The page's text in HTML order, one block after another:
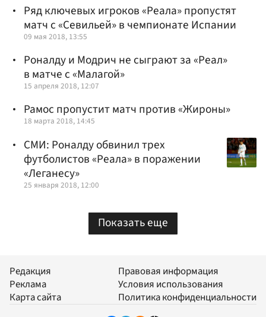
Ряд ключевых игроков «Реала» пропустят
матч с «Севильей» в чемпионате Испании
09 мая 2018, 13:55
Роналду и Модрич не сыграют за «Реал»
в матче с «Малагой»
15 апреля 2018, 12:07
Рамос пропустит матч против «Жироны»
18 марта 2018, 14:45
СМИ: Роналду обвинил трех
футболистов «Реала» в поражении
«Леганесу»
25 января 2018, 12:00
Показать еще
Редакция
Реклама
Карта сайта
Правовая информация
Условия использования
Политика конфиденциальности